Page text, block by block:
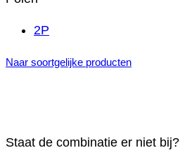
2P
Naar soortgelijke producten
Staat de combinatie er niet bij?